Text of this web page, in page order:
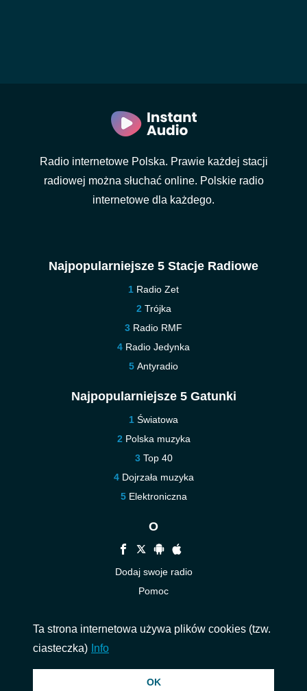
Radio internetowe Polska. Prawie każdej stacji
radiowej można słuchać online. Polskie radio
internetowe dla każdego.
Najpopularniejsze 5 Stacje Radiowe
Radio Zet
Trójka
Radio RMF
Radio Jedynka
Antyradio
Najpopularniejsze 5 Gatunki
Światowa
Polska muzyka
Top 40
Dojrzała muzyka
Elektroniczna
O
Dodaj swoje radio
Pomoc
Kontakt
prywatności
Ta strona internetowa używa plików cookies (tzw.
ciasteczka) Info
OK